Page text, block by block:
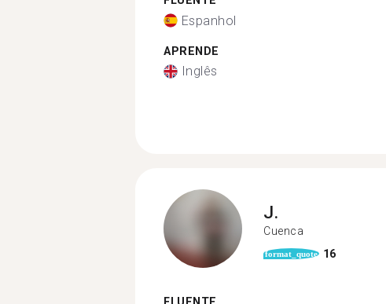
Espanhol
APRENDE
Inglês
J.
Cuenca
format_quote 16